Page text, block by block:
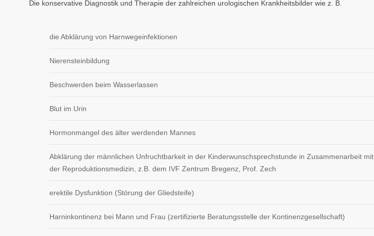
Die konservative Diagnostik und Therapie der zahlreichen urologischen Krankheitsbilder wie z. B.
die Abklärung von Harnwegeinfektionen
Nierensteinbildung
Beschwerden beim Wasserlassen
Blut im Urin
Hormonmangel des älter werdenden Mannes
Abklärung der männlichen Unfruchtbarkeit in der Kinderwunschsprechstunde in Zusammenarbeit mit
der Reproduktionsmedizin, z.B. dem IVF Zentrum Bregenz, Prof. Zech
erektile Dysfunktion (Störung der Gliedsteife)
Harninkontinenz bei Mann und Frau (zertifizierte Beratungsstelle der Kontinenzgesellschaft)